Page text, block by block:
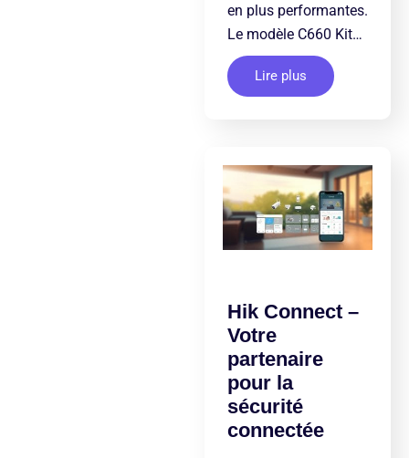
en plus performantes.
Le modèle C660 Kit…
Lire plus
Hik Connect –
Votre
partenaire
pour la
sécurité
connectée